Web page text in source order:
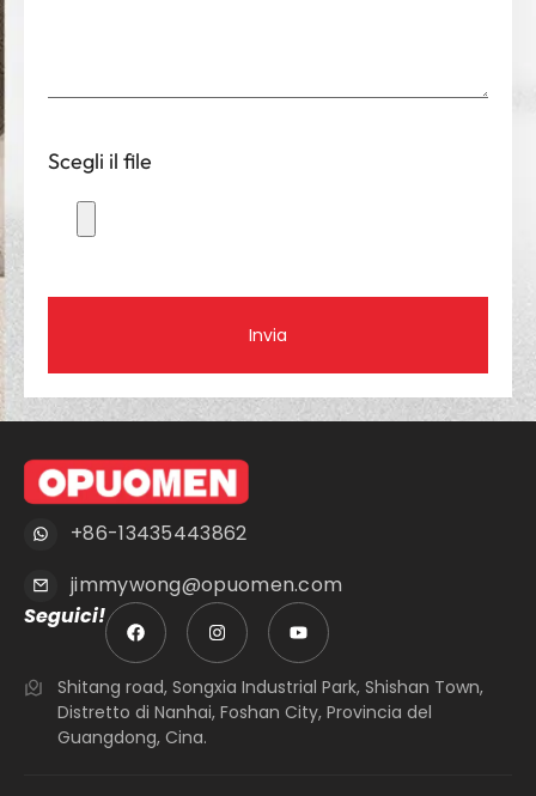
Scegli il file
Invia
+86-13435443862
jimmywong@opuomen.com
Seguici!
Shitang road, Songxia Industrial Park, Shishan Town,
Distretto di Nanhai, Foshan City, Provincia del
Guangdong, Cina.